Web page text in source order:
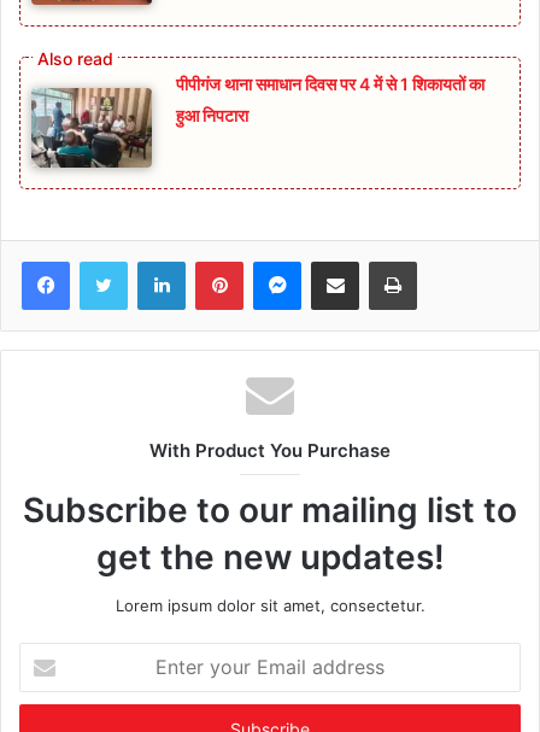
पीपीगंज थाना समाधान दिवस पर 4 में से 1 शिकायतों का
हुआ निपटारा
FacebookTwitter LinkedInPinterestMessenger
Share via Email Print
With Product You Purchase
Subscribe to our mailing list to
get the new updates!
Lorem ipsum dolor sit amet, consectetur.
your
Email